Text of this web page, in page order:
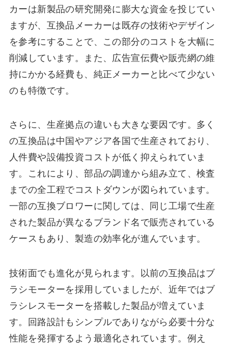
カーは新製品の研究開発に膨大な資金を投じてい
ますが、互換品メーカーは既存の技術やデザイン
を参考にすることで、この部分のコストを大幅に
削減しています。また、広告宣伝費や販売網の維
持にかかる経費も、純正メーカーと比べて少ない
のも特徴です。
さらに、生産拠点の違いも大きな要因です。多く
の互換品は中国やアジア各国で生産されており、
人件費や設備投資コストが低く抑えられていま
す。これにより、部品の調達から組み立て、検査
までの全工程でコストダウンが図られています。
一部の互換ブロワーに関しては、同じ工場で生産
された製品が異なるブランド名で販売されている
ケースもあり、製造の効率化が進んでいます。
技術面でも進化が見られます。以前の互換品はブ
ラシモーターを採用していましたが、近年ではブ
ラシレスモーターを搭載した製品が増えていま
す。回路設計もシンプルでありながら必要十分な
性能を発揮するよう最適化されています。例え